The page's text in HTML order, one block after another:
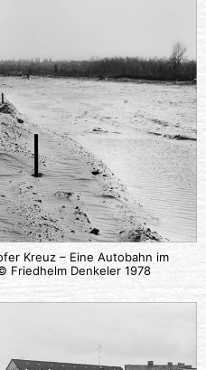
Kreuz – Eine Autobahn im
Friedhelm Denkeler 1978